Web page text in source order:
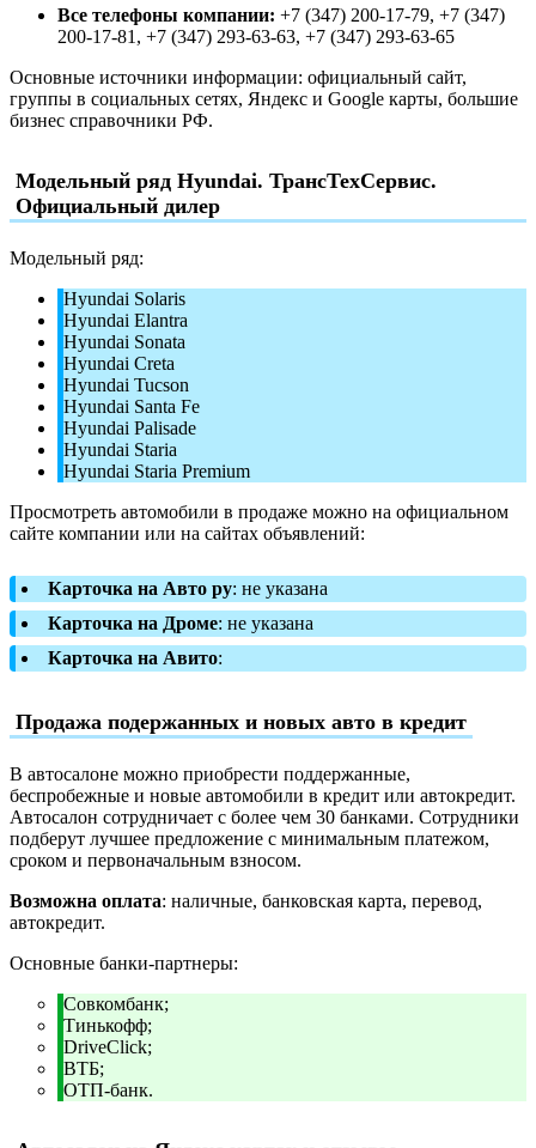
Все телефоны компании: +7 (347) 200-17-79, +7 (347)
200-17-81, +7 (347) 293-63-63, +7 (347) 293-63-65
Основные источники информации: официальный сайт,
группы в социальных сетях, Яндекс и Google карты, большие
бизнес справочники РФ.
Модельный ряд Hyundai. ТрансТехСервис.
Официальный дилер
Модельный ряд:
Hyundai Solaris
Hyundai Elantra
Hyundai Sonata
Hyundai Creta
Hyundai Tucson
Hyundai Santa Fe
Hyundai Palisade
Hyundai Staria
Hyundai Staria Premium
Просмотреть автомобили в продаже можно на официальном
сайте компании или на сайтах объявлений:
Карточка на Авто ру: не указана
Карточка на Дроме: не указана
Карточка на Авито:
Продажа подержанных и новых авто в кредит
В автосалоне можно приобрести поддержанные,
беспробежные и новые автомобили в кредит или автокредит.
Автосалон сотрудничает с более чем 30 банками. Сотрудники
подберут лучшее предложение с минимальным платежом,
сроком и первоначальным взносом.
Возможна оплата: наличные, банковская карта, перевод,
автокредит.
Основные банки-партнеры:
Совкомбанк;
Тинькофф;
DriveClick;
ВТБ;
ОТП-банк.